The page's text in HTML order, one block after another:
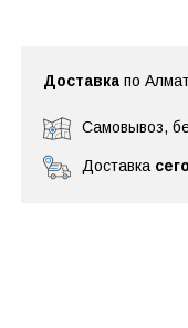
Доставка по
Самовывоз,
Доставка